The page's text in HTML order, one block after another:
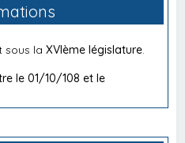
sous laXVIème législature
le 01/10/108 et le